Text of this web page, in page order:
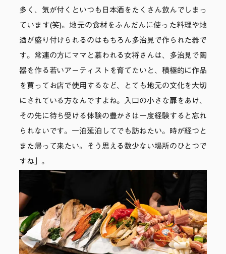
多く、気が付くといつも日本酒をたくさん飲んでしまっ
ています(笑)。地元の食材をふんだんに使った料理や地
酒が盛り付けられるのはもちろん多治見で作られた器で
す。常連の方にママと慕われる女将さんは、多治見で陶
器を作る若いアーティストを育てたいと、積極的に作品
を買ってお店で使用するなど、とても地元の文化を大切
にされている方なんですよね。入口の小さな扉をあけ、
その先に待ち受ける体験の豊かさは一度経験すると忘れ
られないです。一泊延泊してでも訪ねたい。時が経つと
また帰って来たい。そう思える数少ない場所のひとつで
すね」。